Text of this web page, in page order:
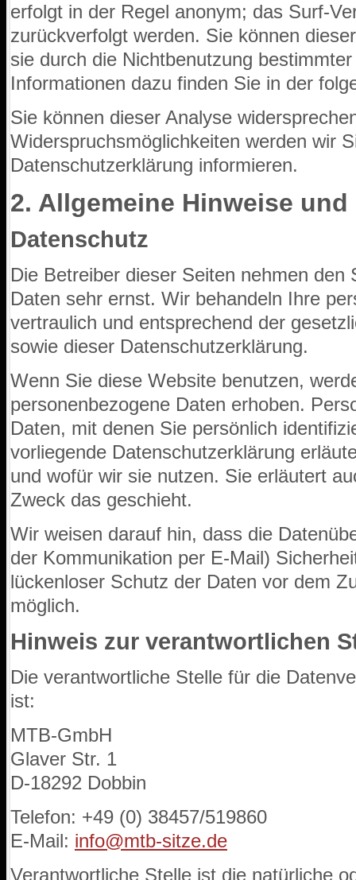
erfolgt in der Regel anonym; das Surf-
zurückverfolgt werden. Sie können
sie durch die Nichtbenutzung
Informationen dazu finden Sie in der
Sie können dieser Analyse
Widerspruchsmöglichkeiten werden wir
Datenschutzerklärung informieren.
2. Allgemeine Hinweise
Datenschutz
Die Betreiber dieser Seiten nehmen den
Daten sehr ernst. Wir behandeln Ihre
vertraulich und entsprechend der
sowie dieser Datenschutzerklärung.
Wenn Sie diese Website benutzen,
personenbezogene Daten erhoben.
Daten, mit denen Sie persönlich
vorliegende Datenschutzerklärung
und wofür wir sie nutzen. Sie erläutert
Zweck das geschieht.
Wir weisen darauf hin, dass die
der Kommunikation per E-Mail)
lückenloser Schutz der Daten vor dem
möglich.
Hinweis zur verantwortlichen
Die verantwortliche Stelle für die
ist:
MTB-GmbH
Glaver Str. 1
D-18292 Dobbin
Telefon: +49 (0) 38457/519860
E-Mail: info@mtb-sitze.de
Verantwortliche Stelle ist die natürliche